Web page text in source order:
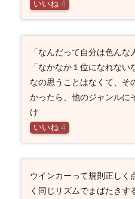
いいね 4
「なんだって自分は色んな
「なかなか１位になれな
なの思うことはなくて、そ
かったら、他のジャンルに
け
いいね 4
ウインカーって規則正しく
く同じリズムでまばたき